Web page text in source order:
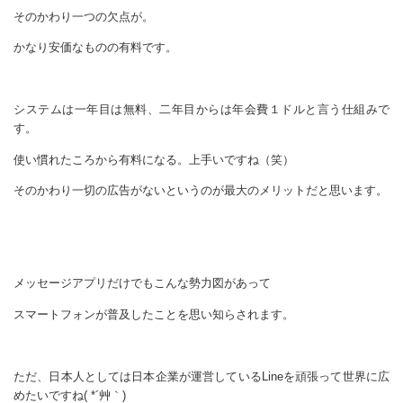
そのかわり一つの欠点が。
かなり安価なものの有料です。
システムは一年目は無料、二年目からは年会費１ドルと言う仕組みで
す。
使い慣れたころから有料になる。上手いですね（笑）
そのかわり一切の広告がないというのが最大のメリットだと思います。
メッセージアプリだけでもこんな勢力図があって
スマートフォンが普及したことを思い知らされます。
ただ、日本人としては日本企業が運営しているLineを頑張って世界に広
めたいですね( *´艸｀)